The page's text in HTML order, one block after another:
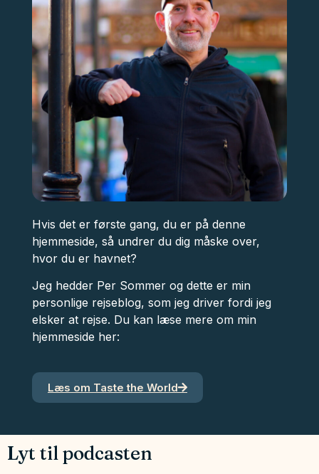
Hvis det er første gang, du er på denne
hjemmeside, så undrer du dig måske over,
hvor du er havnet?
Jeg hedder Per Sommer og dette er min
personlige rejseblog, som jeg driver fordi jeg
elsker at rejse. Du kan læse mere om min
hjemmeside her:
Læs om Taste the World
Lyt til podcasten